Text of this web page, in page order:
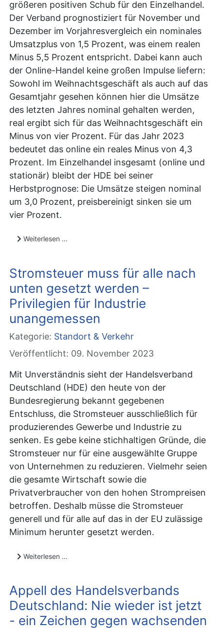
größeren positiven Schub für den Einzelhandel.
Der Verband prognostiziert für November und
Dezember im Vorjahresvergleich ein nominales
Umsatzplus von 1,5 Prozent, was einem realen
Minus 5,5 Prozent entspricht. Dabei kann auch
der Online-Handel keine großen Impulse liefern:
Sowohl im Weihnachtsgeschäft als auch auf das
Gesamtjahr gesehen können hier die Umsätze
des letzten Jahres nominal gehalten werden,
real ergibt sich für das Weihnachtsgeschäft ein
Minus von vier Prozent. Für das Jahr 2023
bedeutet das online ein reales Minus von 4,3
Prozent. Im Einzelhandel insgesamt (online und
stationär) bleibt der HDE bei seiner
Herbstprognose: Die Umsätze steigen nominal
um 3,0 Prozent, preisbereinigt sinken sie um
vier Prozent.
Weiterlesen …
Stromsteuer muss für alle nach
unten gesetzt werden –
Privilegien für Industrie
unangemessen
Kategorie: Standort & Verkehr
Veröffentlicht: 09. November 2023
Mit Unverständnis sieht der Handelsverband
Deutschland (HDE) den heute von der
Bundesregierung bekannt gegebenen
Entschluss, die Stromsteuer ausschließlich für
produzierendes Gewerbe und Industrie zu
senken. Es gebe keine stichhaltigen Gründe, die
Stromsteuer nur für eine ausgewählte Gruppe
von Unternehmen zu reduzieren. Vielmehr seien
die gesamte Wirtschaft sowie die
Privatverbraucher von den hohen Strompreisen
betroffen. Deshalb müsse die Stromsteuer
generell und für alle auf das in der EU zulässige
Minimum herunter gesetzt werden.
Weiterlesen …
Appell des Handelsverbands
Deutschland: Nie wieder ist jetzt
- ein Zeichen gegen wachsenden